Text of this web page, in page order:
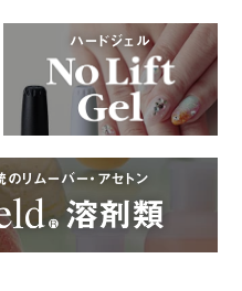
ハードジェル
リムーバー・アセトン